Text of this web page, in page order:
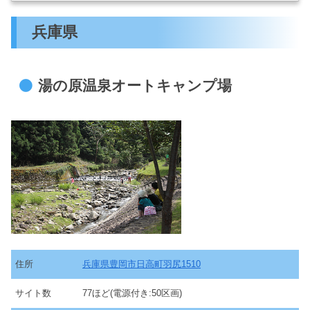
兵庫県
湯の原温泉オートキャンプ場
住所 兵庫県豊岡市日高町羽尻1510
サイト数 77ほど(電源付き:50区画)